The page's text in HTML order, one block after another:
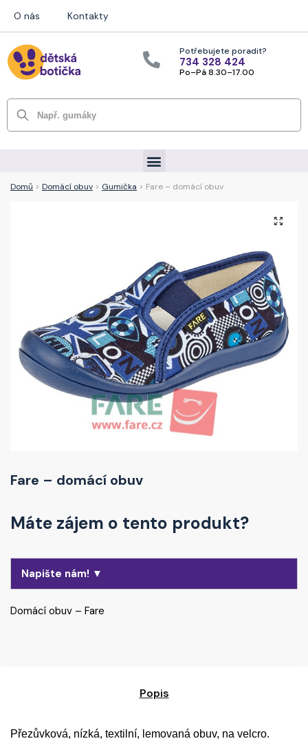
O nás Kontakty
Potřebujete poradit?
734 328 424
Po–Pá 8.30–17.00
Hledat
Domů > Domácí obuv > Gumička > Fare – domácí obuv
🔍
Fare – domácí obuv
Máte zájem o tento produkt?
Napište nám! ▼
Domácí obuv – Fare
Popis
Přezůvková, nízká, textilní, lemovaná obuv, na velcro.